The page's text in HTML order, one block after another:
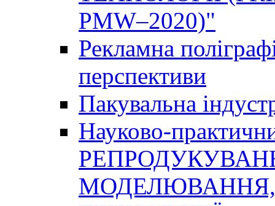
PMW–2020)"
Рекламна
перспективи
Пакувальна
Науково-
МОДЕЛЮВАННЯ,